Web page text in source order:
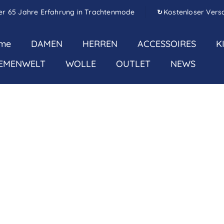
65 Jahre Erfahrung in Trachtenmode ↻ Kostenloser
DAMEN HERREN ACCESSOIRES
WOLLE OUTLET NEWS